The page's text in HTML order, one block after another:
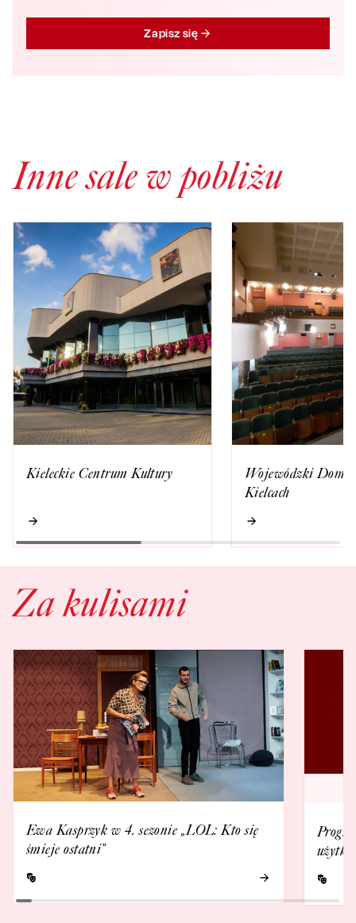
Zapisz się
Inne sale w pobliżu
Kieleckie Centrum Kultury
Wojewódzki Dom
Kielcach
Za kulisami
Ewa Kasprzyk w 4. sezonie „LOL: Kto się
śmieje ostatni”